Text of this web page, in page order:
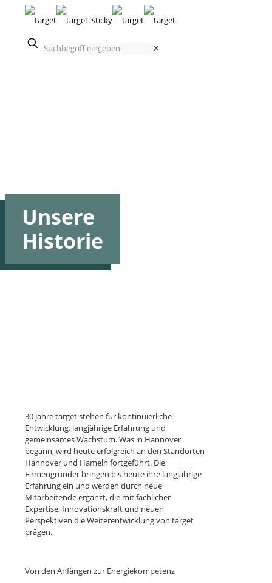
eingeben
✕
Unsere
Historie
30 Jahre target stehen für kontinuierliche
Entwicklung, langjährige Erfahrung und
gemeinsames Wachstum. Was in Hannover
begann, wird heute erfolgreich an den Standorten
Hannover und Hameln fortgeführt. Die
Firmengründer bringen bis heute ihre langjährige
Erfahrung ein und werden durch neue
Mitarbeitende ergänzt, die mit fachlicher
Expertise, Innovationskraft und neuen
Perspektiven die Weiterentwicklung von target
prägen.
Von den Anfängen zur Energiekompetenz